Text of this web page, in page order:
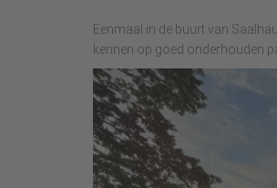
Eenmaal in de buurt van
kennen op goed onderhouden